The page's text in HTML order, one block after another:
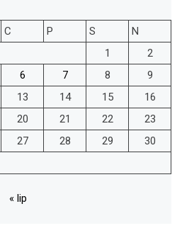
C P S
N
1
2
6 7 8
9
13 14 15
16
20 21 22
23
27 28 29
30
« lip